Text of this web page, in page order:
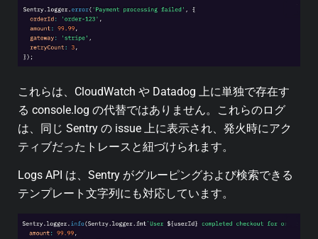
これらは、CloudWatch や Datadog 上に単独で存在す
る console.log の代替ではありません。これらのログ
は、同じ Sentry の issue 上に表示され、発火時にアク
ティブだったトレースと紐づけられます。
Logs API は、Sentry がグルーピングおよび検索できる
テンプレート文字列にも対応しています。